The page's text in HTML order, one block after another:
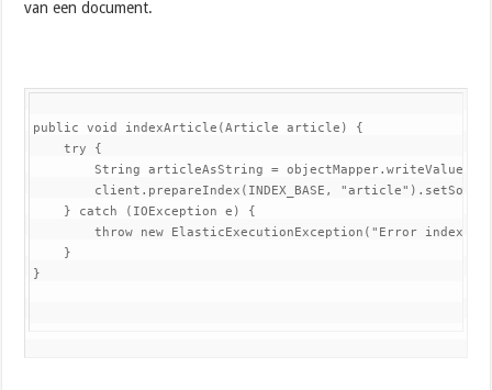
van een document.
public void indexArticle(Article article) {
    try {
String articleAsString =
client.prepareIndex(INDEX_BASE,
    } catch (IOException e) {
throw new ElasticExecutionException("Error indexing
    }
}